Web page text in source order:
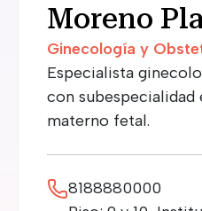
Especialista
con subespecialidad
materno fetal.
8188880000
Moreno
Ginecología y